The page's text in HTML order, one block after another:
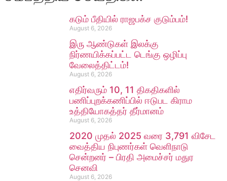
கடும் பீதியில் ராஜபக்ச குடும்பம்!
August 6, 2026
இரு ஆண்டுகள் இலக்கு
நிர்ணயிக்கப்பட்ட டெங்கு ஒழிப்பு
வேலைத்திட்டம்!
August 6, 2026
எதிர்வரும் 10, 11 திகதிகளில்
பணிப்புறக்கணிப்பில் ஈடுபட கிராம
உத்தியோகத்தர் தீர்மானம்
August 6, 2026
2020 முதல் 2025 வரை 3,791 விசேட
வைத்திய நிபுணர்கள் வெளிநாடு
சென்றனர் – பிரதி அமைச்சர் மதுர
செனவி
August 6, 2026